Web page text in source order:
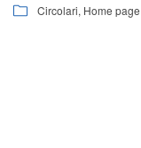
Circolari, Home page